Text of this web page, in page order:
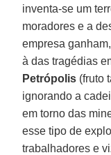
inventa-se um
moradores e a
empresa
à das tragédias
Petrópolis (fruto
ignorando a
em torno das
esse tipo de
trabalhadores e